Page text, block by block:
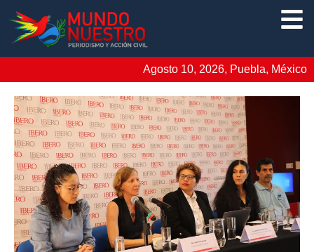
Agosto 10, 2026, Puebla, México